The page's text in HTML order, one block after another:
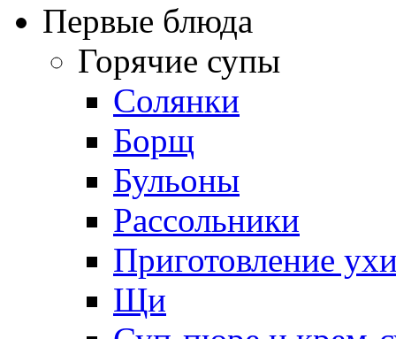
Первые блюда
Горячие супы
Солянки
Борщ
Бульоны
Рассольники
Приготовление
Щи